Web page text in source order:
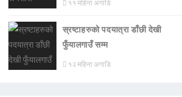
११ महिना अगाडि
स्रष्टाहरुको पदयात्रा डाँछी देखी
फुँयालगाउँ सम्म
१२ महिना अगाडि